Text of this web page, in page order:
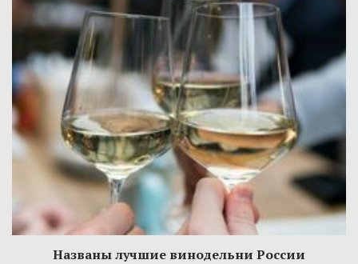
Названы лучшие винодельни России